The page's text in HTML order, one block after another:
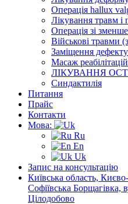
Операція hallux
Лікування травм і
Операція зі
Військові травми
Заміщення
Масаж
ЛІКУВАННЯ
Синдактилія
Питання
Прайс
Контакти
Мова:
Ru
En
Uk
Запис на консультацію
Київська область,
Софіївська Борщагівка,
Цілодобово